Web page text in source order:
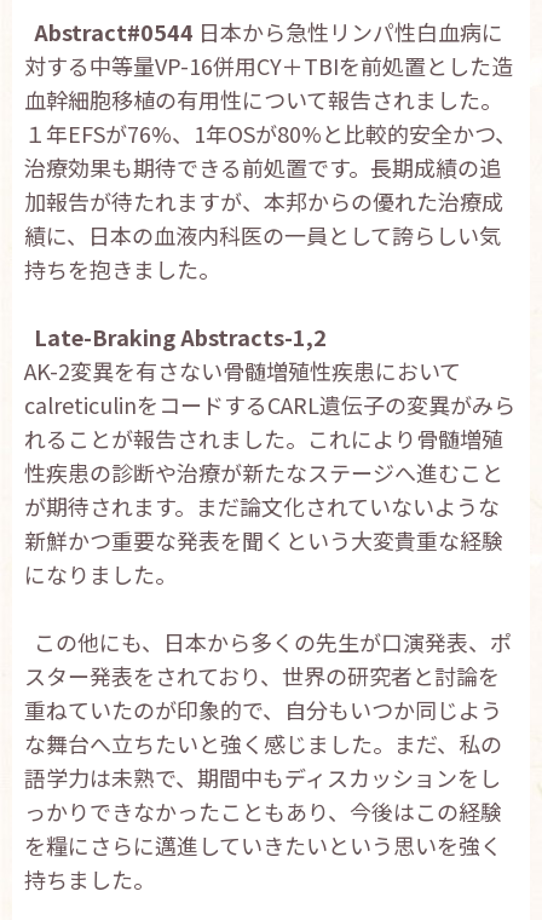
Abstract#0544 日本から急性リンパ性白血病に
対する中等量VP-16併用CY＋TBIを前処置とした造
血幹細胞移植の有用性について報告されました。
１年EFSが76%、1年OSが80%と比較的安全かつ、
治療効果も期待できる前処置です。長期成績の追
加報告が待たれますが、本邦からの優れた治療成
績に、日本の血液内科医の一員として誇らしい気
持ちを抱きました。
Late-Braking Abstracts-1,2
AK-2変異を有さない骨髄増殖性疾患において
calreticulinをコードするCARL遺伝子の変異がみら
れることが報告されました。これにより骨髄増殖
性疾患の診断や治療が新たなステージへ進むこと
が期待されます。まだ論文化されていないような
新鮮かつ重要な発表を聞くという大変貴重な経験
になりました。
この他にも、日本から多くの先生が口演発表、ポ
スター発表をされており、世界の研究者と討論を
重ねていたのが印象的で、自分もいつか同じよう
な舞台へ立ちたいと強く感じました。まだ、私の
語学力は未熟で、期間中もディスカッションをし
っかりできなかったこともあり、今後はこの経験
を糧にさらに邁進していきたいという思いを強く
持ちました。